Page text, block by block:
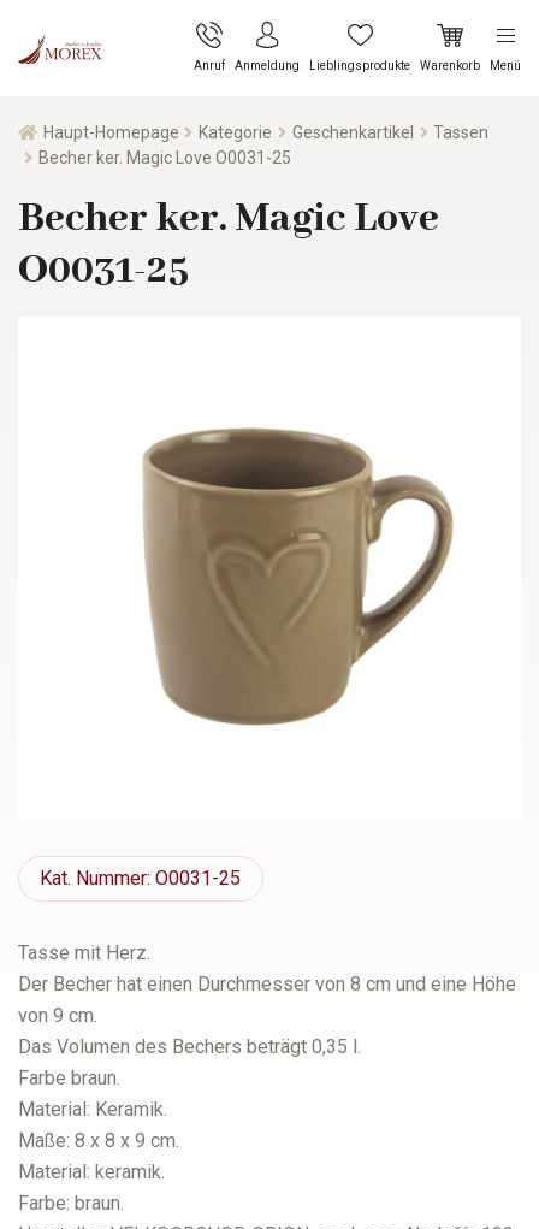
Anruf Anmeldung Lieblingsprodukte Warenkorb Menü
Haupt-Homepage Kategorie Geschenkartikel
Tassen
Becher ker. Magic Love O0031-25
Becher ker. Magic Love
O0031-25
Kat. Nummer: O0031-25
Tasse mit Herz.
Der Becher hat einen Durchmesser von 8 cm und eine Höhe
von 9 cm.
Das Volumen des Bechers beträgt 0,35 l.
Farbe braun.
Material: Keramik.
Maße: 8 x 8 x 9 cm.
Material: keramik.
Farbe: braun.